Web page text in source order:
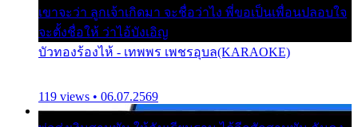
เขาจะว่า ลูกเจ้าเกิดมา จะชื่อว่าไง พี่ขอเป็นเพื่อนปลอบใจ
จะตั้งชื่อให้ ว่าไอ้บังเอิญ
บัวทองร้องไห้ - เทพพร เพชรอุบล(KARAOKE)
119 views • 06.07.2569